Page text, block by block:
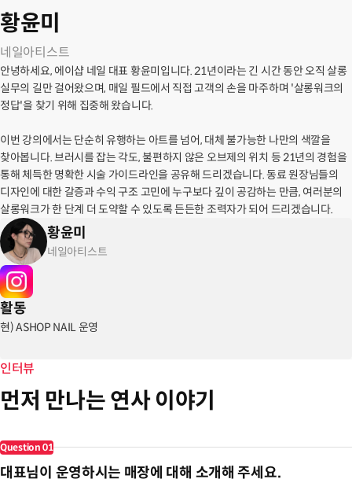
황윤미
네일아티스트
안녕하세요, 에이샵 네일 대표 황윤미입니다. 21년이라는 긴 시간 동안 오직 살롱
실무의 길만 걸어왔으며, 매일 필드에서 직접 고객의 손을 마주하며 '살롱워크의
정답'을 찾기 위해 집중해 왔습니다.
이번 강의에서는 단순히 유행하는 아트를 넘어, 대체 불가능한 나만의 색깔을
찾아봅니다. 브러시를 잡는 각도, 불편하지 않은 오브제의 위치 등 21년의 경험을
통해 체득한 명확한 시술 가이드라인을 공유해 드리겠습니다. 동료 원장님들의
디자인에 대한 갈증과 수익 구조 고민에 누구보다 깊이 공감하는 만큼, 여러분의
살롱워크가 한 단계 더 도약할 수 있도록 든든한 조력자가 되어 드리겠습니다.
황윤미
네일아티스트
활동
현) ASHOP NAIL 운영
인터뷰
먼저 만나는 연사 이야기
Question 01
대표님이 운영하시는 매장에 대해 소개해 주세요.